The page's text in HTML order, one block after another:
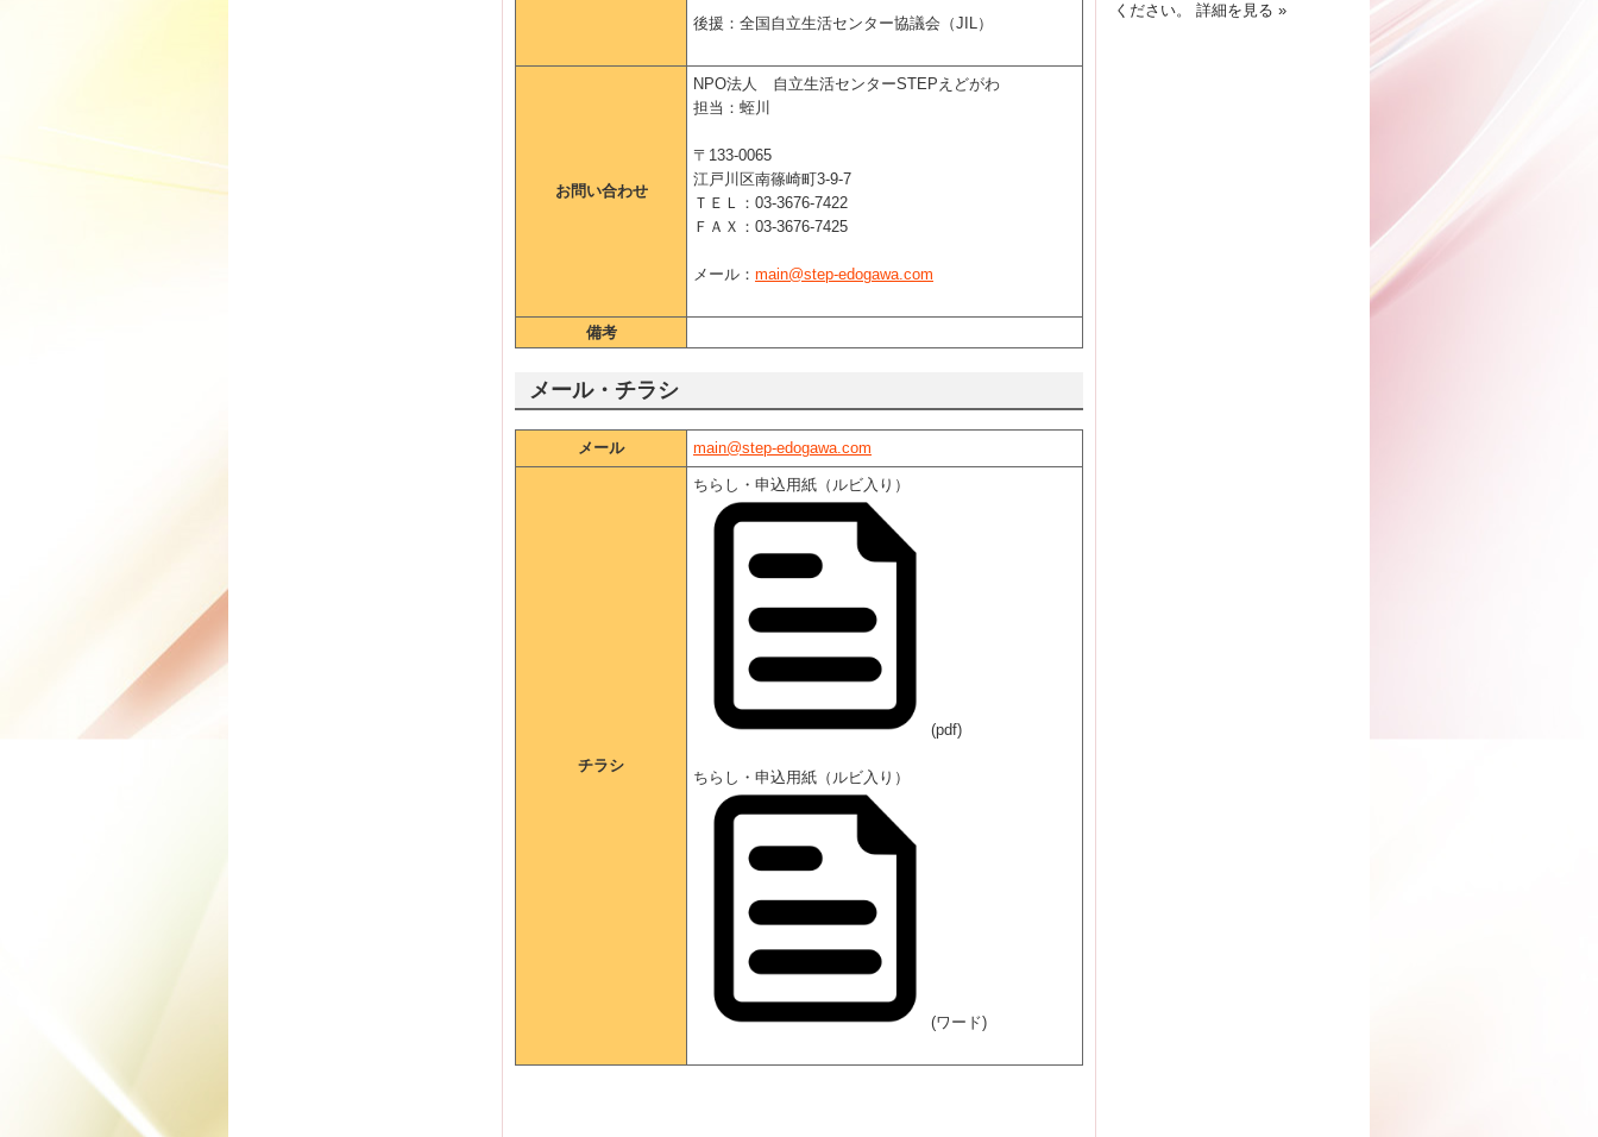
後援：全国自立生活センター協議会（JIL）
お問い合わせ
NPO法人 自立生活センターSTEPえどがわ
担当：蛭川
〒133-0065
江戸川区南篠崎町3-9-7
ＴＥＬ：03-3676-7422
ＦＡＸ：03-3676-7425
メール： main@step-edogawa.com
備考
メール・チラシ
メール main@step-edogawa.com
チラシ
ちらし・申込用紙（ルビ入り）
(pdf)
ちらし・申込用紙（ルビ入り）
(ワード)
ください。 詳細を見る »